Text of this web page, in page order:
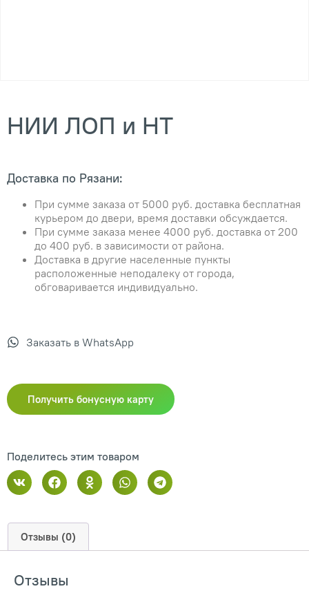
НИИ ЛОП и НТ
Доставка по Рязани:
При сумме заказа от 5000 руб. доставка бесплатная
курьером до двери, время доставки обсуждается.
При сумме заказа менее 4000 руб. доставка от 200
до 400 руб. в зависимости от района.
Доставка в другие населенные пункты
расположенные неподалеку от города,
обговаривается индивидуально.
Заказать в WhatsApp
Получить бонусную карту
Поделитесь этим товаром
Отзывы (0)
Отзывы